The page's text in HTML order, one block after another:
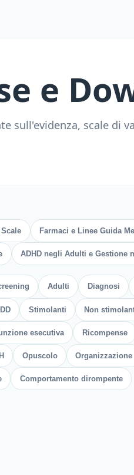
e
sull'evidenza, scale di
Farmaci e Linee Guida
ADHD negli Adulti e Gestione
Adulti Diagnosi
Stimolanti Non
esecutiva Ricompense
Opuscolo Organizzazione
Comportamento dirompente